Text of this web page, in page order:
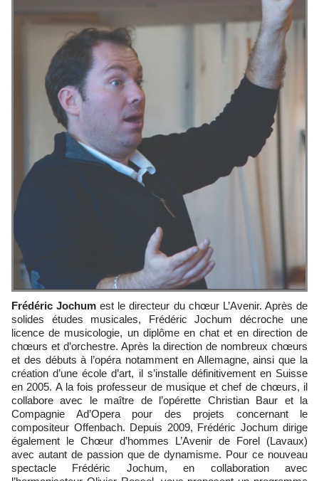
Frédéric Jochum est le directeur du chœur L’Avenir. Après de
solides études musicales, Frédéric Jochum décroche une
licence de musicologie, un diplôme en chat et en direction de
chœurs et d’orchestre. Après la direction de nombreux chœurs
et des débuts à l’opéra notamment en Allemagne, ainsi que la
création d’une école d’art, il s’installe définitivement en Suisse
en 2005. A la fois professeur de musique et chef de chœurs, il
collabore avec le maître de l’opérette Christian Baur et la
Compagnie Ad’Opera pour des projets concernant le
compositeur Offenbach. Depuis 2009, Frédéric Jochum dirige
également le Chœur d’hommes L’Avenir de Forel (Lavaux)
avec autant de passion que de dynamisme. Pour ce nouveau
spectacle Frédéric Jochum, en collaboration avec